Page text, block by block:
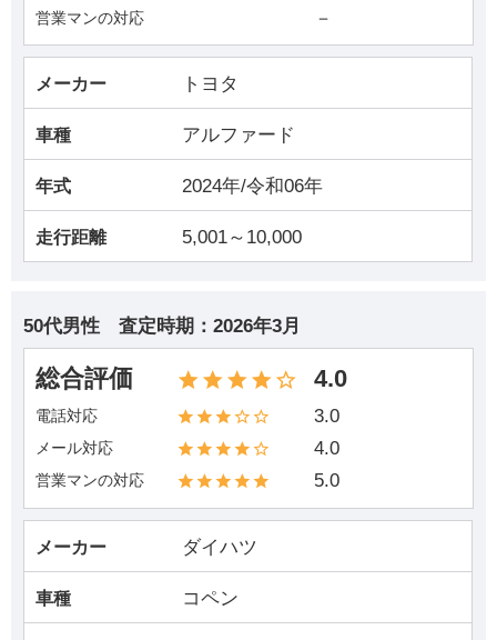
営業マンの対応 －
メーカー トヨタ
車種 アルファード
年式 2024年/令和06年
走行距離 5,001～10,000
50代男性 査定時期： 2026年3月
総合評価 4.0
電話対応 3.0
メール対応 4.0
営業マンの対応 5.0
メーカー ダイハツ
車種 コペン